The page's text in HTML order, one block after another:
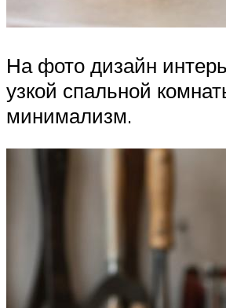
На фото дизайн
узкой спальной
минимализм.